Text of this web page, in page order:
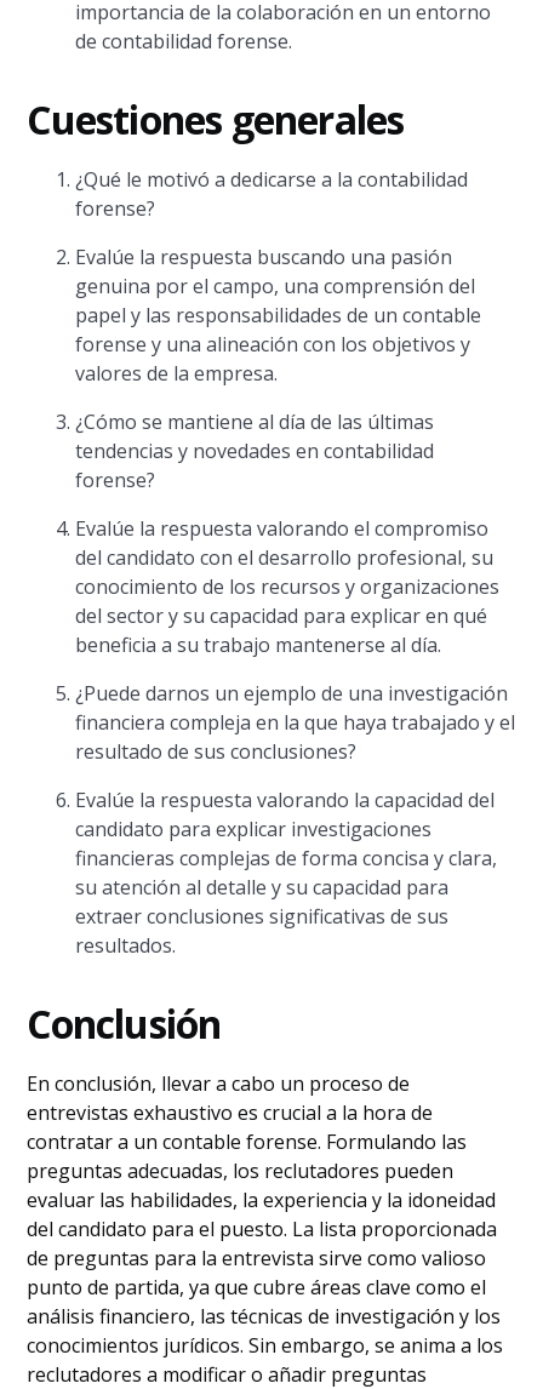
importancia de la colaboración en un entorno
de contabilidad forense.
Cuestiones generales
¿Qué le motivó a dedicarse a la contabilidad
forense?
Evalúe la respuesta buscando una pasión
genuina por el campo, una comprensión del
papel y las responsabilidades de un contable
forense y una alineación con los objetivos y
valores de la empresa.
¿Cómo se mantiene al día de las últimas
tendencias y novedades en contabilidad
forense?
Evalúe la respuesta valorando el compromiso
del candidato con el desarrollo profesional, su
conocimiento de los recursos y organizaciones
del sector y su capacidad para explicar en qué
beneficia a su trabajo mantenerse al día.
¿Puede darnos un ejemplo de una investigación
financiera compleja en la que haya trabajado y el
resultado de sus conclusiones?
Evalúe la respuesta valorando la capacidad del
candidato para explicar investigaciones
financieras complejas de forma concisa y clara,
su atención al detalle y su capacidad para
extraer conclusiones significativas de sus
resultados.
Conclusión
En conclusión, llevar a cabo un proceso de
entrevistas exhaustivo es crucial a la hora de
contratar a un contable forense. Formulando las
preguntas adecuadas, los reclutadores pueden
evaluar las habilidades, la experiencia y la idoneidad
del candidato para el puesto. La lista proporcionada
de preguntas para la entrevista sirve como valioso
punto de partida, ya que cubre áreas clave como el
análisis financiero, las técnicas de investigación y los
conocimientos jurídicos. Sin embargo, se anima a los
reclutadores a modificar o añadir preguntas